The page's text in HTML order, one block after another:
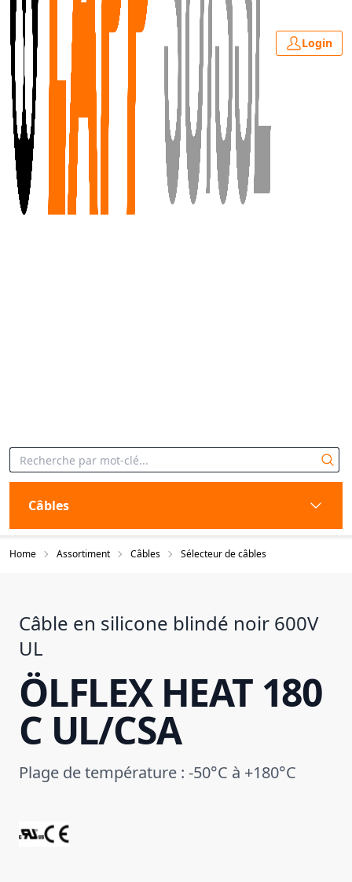
Login
Câbles
Home Assortiment Câbles Sélecteur de câbles
Câble en silicone blindé noir 600V
UL
ÖLFLEX HEAT 180
C UL/CSA
Plage de température : -50°C à +180°C